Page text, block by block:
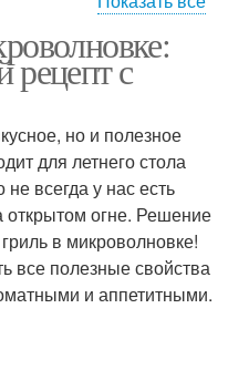
с
но и полезное
для летнего стола
всегда у нас есть
открытом огне. Решение
в микроволновке!
все полезные свойства
и аппетитными.